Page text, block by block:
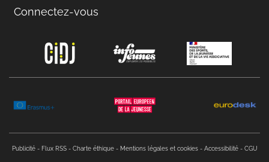
Connectez-vous
Publicité
Flux RSS Charte éthique Mentions légales et cookies Accessibilité CGU